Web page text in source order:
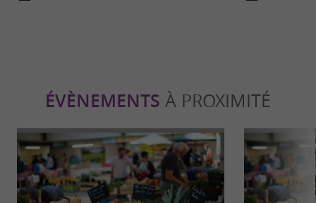
ÉVÈNEMENTS À PROXIMITÉ